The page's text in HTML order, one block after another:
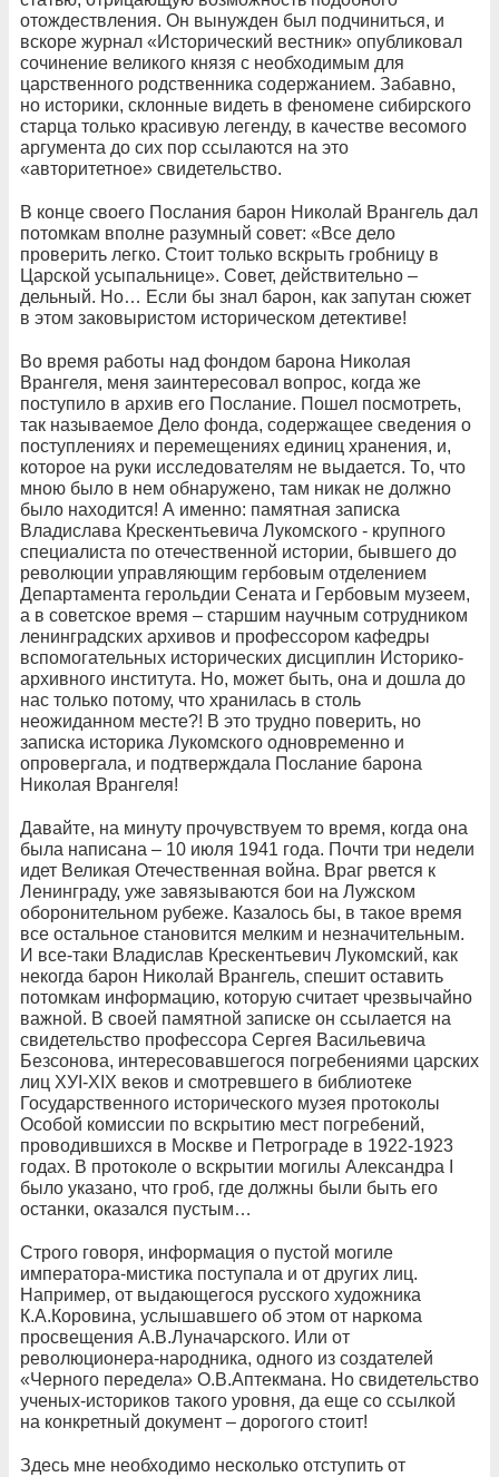
отождествления. Он вынужден был подчиниться, и
вскоре журнал «Исторический вестник» опубликовал
сочинение великого князя с необходимым для
царственного родственника содержанием. Забавно,
но историки, склонные видеть в феномене сибирского
старца только красивую легенду, в качестве весомого
аргумента до сих пор ссылаются на это
«авторитетное» свидетельство.
В конце своего Послания барон Николай Врангель дал
потомкам вполне разумный совет: «Все дело
проверить легко. Стоит только вскрыть гробницу в
Царской усыпальнице». Совет, действительно –
дельный. Но… Если бы знал барон, как запутан сюжет
в этом заковыристом историческом детективе!
Во время работы над фондом барона Николая
Врангеля, меня заинтересовал вопрос, когда же
поступило в архив его Послание. Пошел посмотреть,
так называемое Дело фонда, содержащее сведения о
поступлениях и перемещениях единиц хранения, и,
которое на руки исследователям не выдается. То, что
мною было в нем обнаружено, там никак не должно
было находится! А именно: памятная записка
Владислава Крескентьевича Лукомского - крупного
специалиста по отечественной истории, бывшего до
революции управляющим гербовым отделением
Департамента герольдии Сената и Гербовым музеем,
а в советское время – старшим научным сотрудником
ленинградских архивов и профессором кафедры
вспомогательных исторических дисциплин Историко-
архивного института. Но, может быть, она и дошла до
нас только потому, что хранилась в столь
неожиданном месте?! В это трудно поверить, но
записка историка Лукомского одновременно и
опровергала, и подтверждала Послание барона
Николая Врангеля!
Давайте, на минуту прочувствуем то время, когда она
была написана – 10 июля 1941 года. Почти три недели
идет Великая Отечественная война. Враг рвется к
Ленинграду, уже завязываются бои на Лужском
оборонительном рубеже. Казалось бы, в такое время
все остальное становится мелким и незначительным.
И все-таки Владислав Крескентьевич Лукомский, как
некогда барон Николай Врангель, спешит оставить
потомкам информацию, которую считает чрезвычайно
важной. В своей памятной записке он ссылается на
свидетельство профессора Сергея Васильевича
Безсонова, интересовавшегося погребениями царских
лиц ХУI-ХIХ веков и смотревшего в библиотеке
Государственного исторического музея протоколы
Особой комиссии по вскрытию мест погребений,
проводившихся в Москве и Петрограде в 1922-1923
годах. В протоколе о вскрытии могилы Александра I
было указано, что гроб, где должны были быть его
останки, оказался пустым…
Строго говоря, информация о пустой могиле
императора-мистика поступала и от других лиц.
Например, от выдающегося русского художника
К.А.Коровина, услышавшего об этом от наркома
просвещения А.В.Луначарского. Или от
революционера-народника, одного из создателей
«Черного передела» О.В.Аптекмана. Но свидетельство
ученых-историков такого уровня, да еще со ссылкой
на конкретный документ – дорогого стоит!
Здесь мне необходимо несколько отступить от